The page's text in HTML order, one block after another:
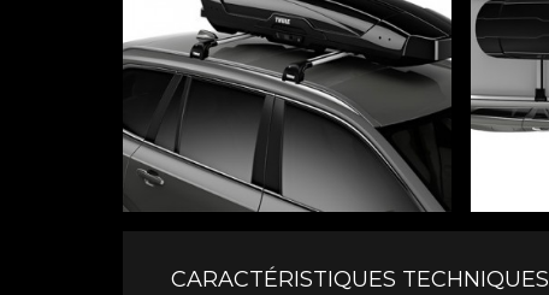
CARACTÉRISTIQUES TECHNIQUES